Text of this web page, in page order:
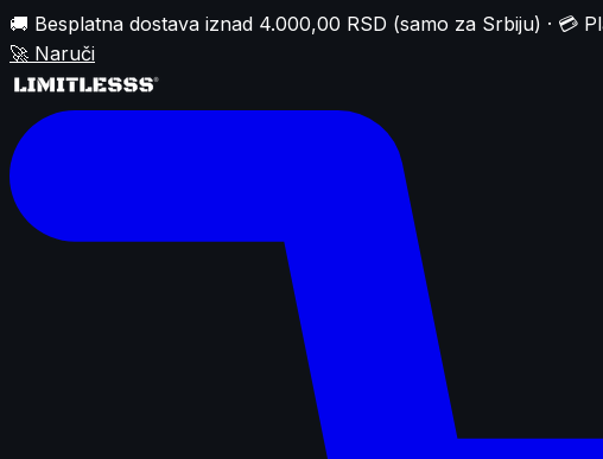
🚚 Besplatna dostava iznad 4.000,00 RSD (samo za Srbiju) · 💳
🚀 Naruči